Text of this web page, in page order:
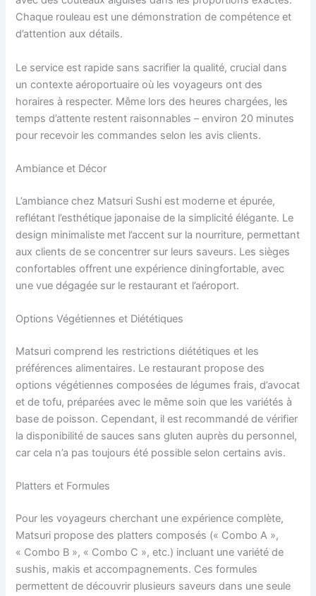
Chaque rouleau est une démonstration de compétence et
d’attention aux détails.
Le service est rapide sans sacrifier la qualité, crucial dans
un contexte aéroportuaire où les voyageurs ont des
horaires à respecter. Même lors des heures chargées, les
temps d’attente restent raisonnables – environ 20 minutes
pour recevoir les commandes selon les avis clients.
Ambiance et Décor
L’ambiance chez Matsuri Sushi est moderne et épurée,
reflétant l’esthétique japonaise de la simplicité élégante. Le
design minimaliste met l’accent sur la nourriture, permettant
aux clients de se concentrer sur leurs saveurs. Les sièges
confortables offrent une expérience diningfortable, avec
une vue dégagée sur le restaurant et l’aéroport.
Options Végétiennes et Diététiques
Matsuri comprend les restrictions diététiques et les
préférences alimentaires. Le restaurant propose des
options végétiennes composées de légumes frais, d’avocat
et de tofu, préparées avec le même soin que les variétés à
base de poisson. Cependant, il est recommandé de vérifier
la disponibilité de sauces sans gluten auprès du personnel,
car cela n’a pas toujours été possible selon certains avis.
Platters et Formules
Pour les voyageurs cherchant une expérience complète,
Matsuri propose des platters composés (« Combo A »,
« Combo B », « Combo C », etc.) incluant une variété de
sushis, makis et accompagnements. Ces formules
permettent de découvrir plusieurs saveurs dans une seule